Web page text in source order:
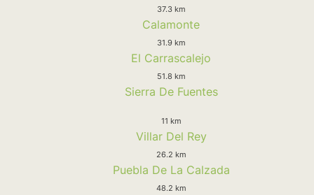
37.3 km
Calamonte
31.9 km
El Carrascalejo
51.8 km
Sierra De Fuentes
11 km
Villar Del Rey
26.2 km
Puebla De La Calzada
48.2 km